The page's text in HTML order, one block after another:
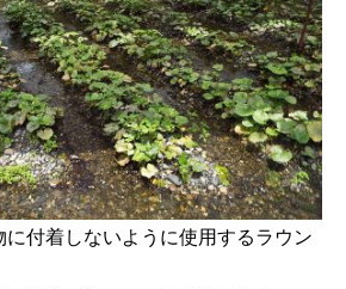
付着しないように使用するラウン